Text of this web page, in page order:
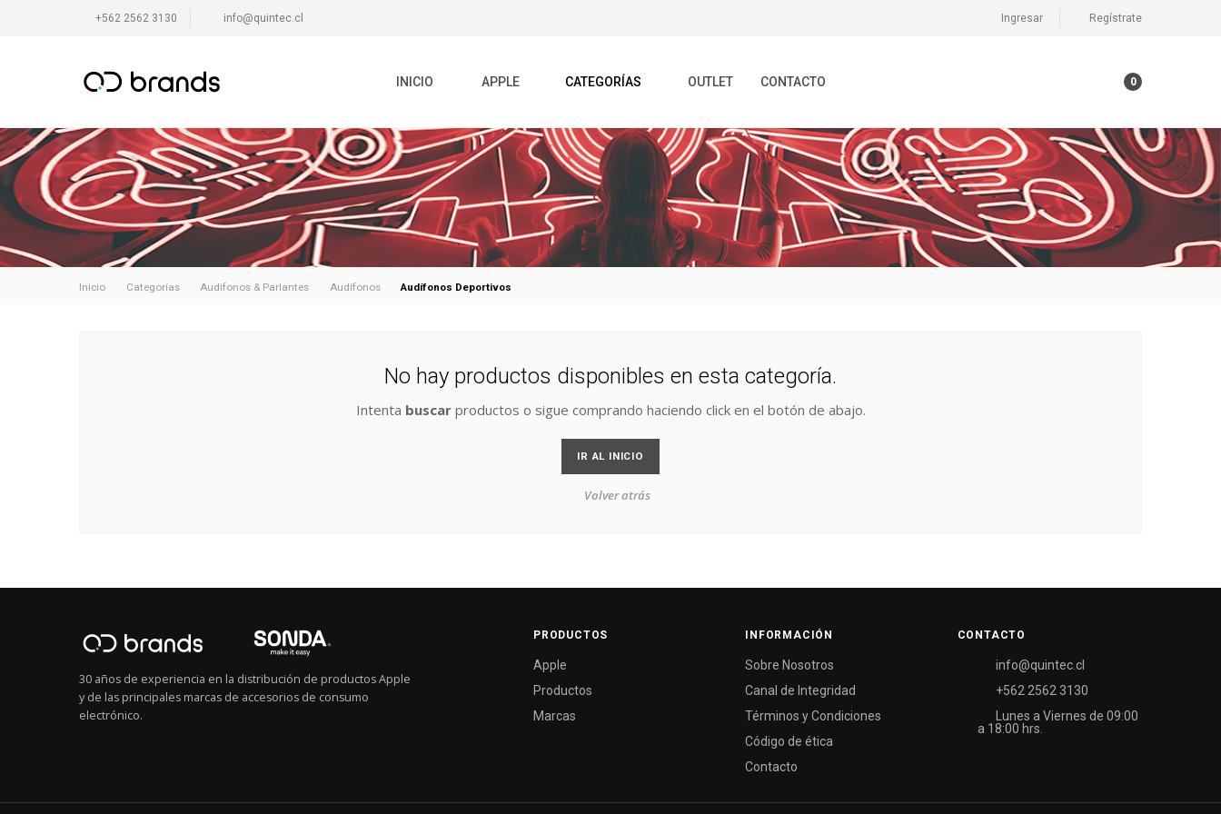
+562 2562 3130 info@quintec.cl Ingresar Regístrate
INICIO APPLE CATEGORÍAS OUTLET CONTACTO 0
Inicio Categorías Audifonos & Parlantes Audífonos Audífonos Deportivos
No hay productos disponibles en esta categoría.
Intenta buscarproductos o sigue comprando haciendo click en el botón de abajo.
IR AL INICIO
Volver atrás
30 años de experiencia en la distribución de productos Apple
y de las principales marcas de accesorios de consumo
electrónico.
PRODUCTOS
Apple
Productos
Marcas
INFORMACIÓN
Sobre Nosotros
Canal de Integridad
Términos y Condiciones
Código de ética
Contacto
CONTACTO
info@quintec.cl
+562 2562 3130
Lunes a Viernes de 09:00
a 18:00 hrs.